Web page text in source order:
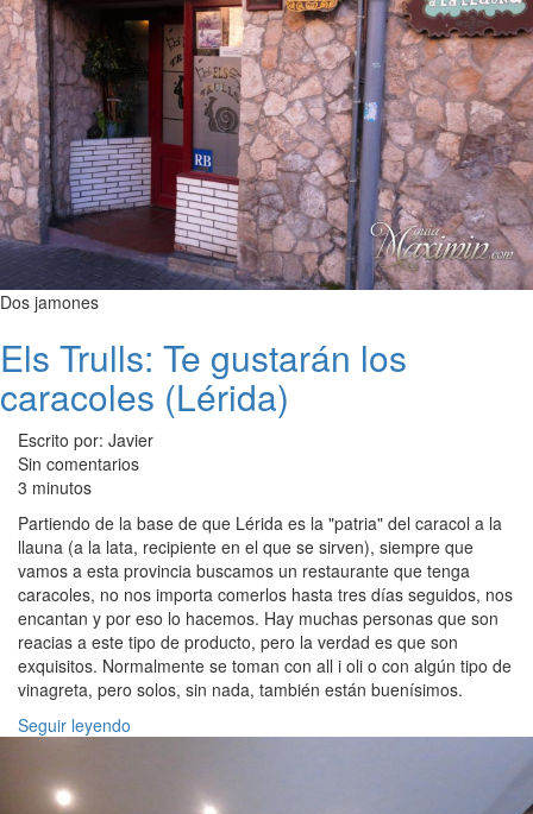
Dos jamones
Els Trulls: Te gustarán los
caracoles (Lérida)
Escrito por: Javier
Sin comentarios
3 minutos
Partiendo de la base de que Lérida es la "patria" del caracol a la
llauna (a la lata, recipiente en el que se sirven), siempre que
vamos a esta provincia buscamos un restaurante que tenga
caracoles, no nos importa comerlos hasta tres días seguidos, nos
encantan y por eso lo hacemos. Hay muchas personas que son
reacias a este tipo de producto, pero la verdad es que son
exquisitos. Normalmente se toman con all i oli o con algún tipo de
vinagreta, pero solos, sin nada, también están buenísimos.
Seguir leyendo